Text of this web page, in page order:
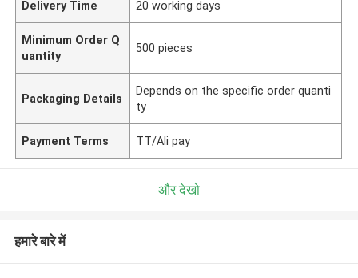
Delivery Time 20 working days
Minimum Order Q
uantity
500 pieces
Packaging Details
Depends on the specific order quanti
ty
Payment Terms TT/Ali pay
और देखो
हमारे बारे में